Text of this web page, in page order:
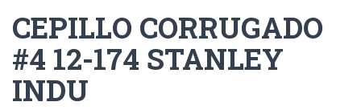
CEPILLO CORRUGADO
#4 12-174 STANLEY
INDU